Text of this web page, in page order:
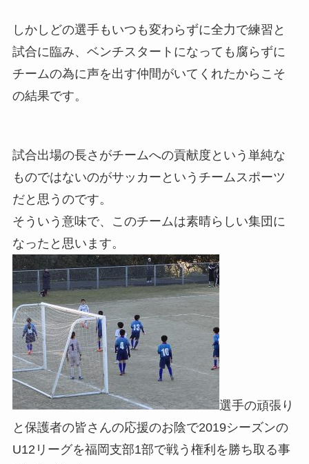
しかしどの選手もいつも変わらずに全力で練習と
試合に臨み、ベンチスタートになっても腐らずに
チームの為に声を出す仲間がいてくれたからこそ
の結果です。
試合出場の長さがチームへの貢献度という単純な
ものではないのがサッカーというチームスポーツ
だと思うのです。
そういう意味で、このチームは素晴らしい集団に
なったと思います。
選手の頑張り
と保護者の皆さんの応援のお陰で2019シーズンの
U12リーグを福岡支部1部で戦う権利を勝ち取る事